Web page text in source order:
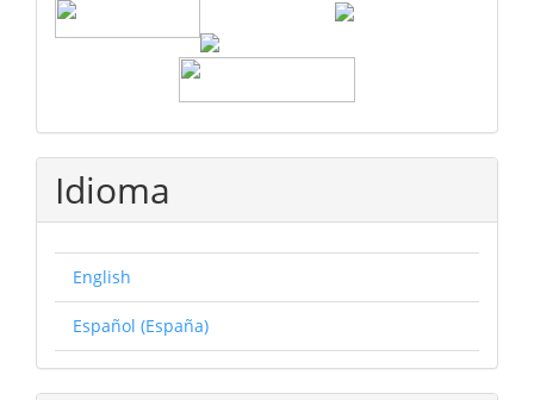
Idioma
English
Español (España)